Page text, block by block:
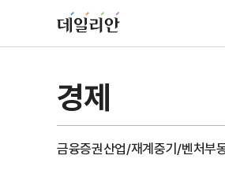
경제
금융증권산업/재계중기/벤처부